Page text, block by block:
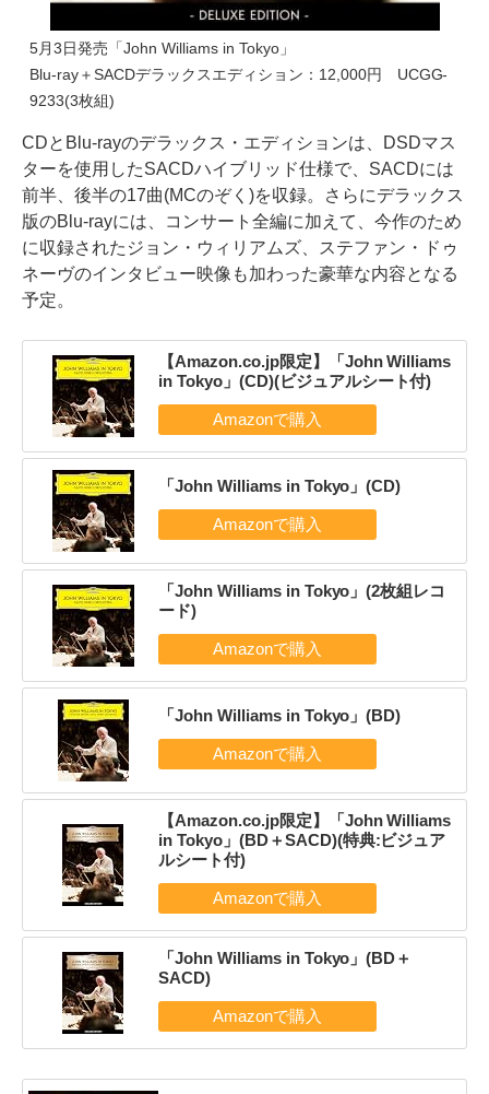
5月3日発売「John Williams in Tokyo」
Blu-ray＋SACDデラックスエディション：12,000円 UCGG-
9233(3枚組)
CDとBlu-rayのデラックス・エディションは、DSDマス
ターを使用したSACDハイブリッド仕様で、SACDには
前半、後半の17曲(MCのぞく)を収録。さらにデラックス
版のBlu-rayには、コンサート全編に加えて、今作のため
に収録されたジョン・ウィリアムズ、ステファン・ドゥ
ネーヴのインタビュー映像も加わった豪華な内容となる
予定。
【Amazon.co.jp限定】「John Williams
in Tokyo」(CD)(ビジュアルシート付)
「John Williams in Tokyo」(CD)
「John Williams in Tokyo」(2枚組レコ
ード)
「John Williams in Tokyo」(BD)
【Amazon.co.jp限定】「John Williams
in Tokyo」(BD＋SACD)(特典:ビジュア
ルシート付)
「John Williams in Tokyo」(BD＋
SACD)